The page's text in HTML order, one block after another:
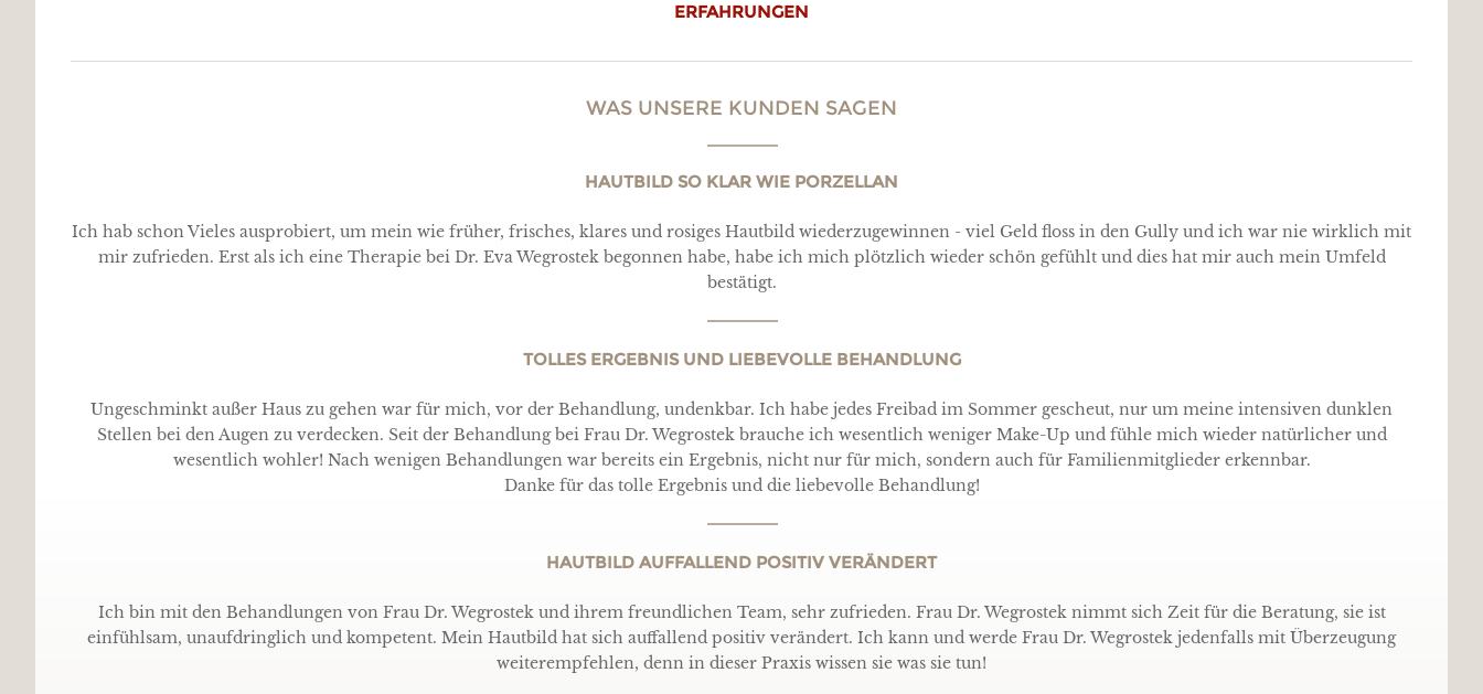
ERFAHRUNGEN
WAS UNSERE KUNDEN SAGEN
HAUTBILD SO KLAR WIE PORZELLAN
Ich hab schon Vieles ausprobiert, um mein wie früher, frisches, klares und rosiges Hautbild wiederzugewinnen - viel Geld floss in den Gully und ich war nie wirklich mit
mir zufrieden. Erst als ich eine Therapie bei Dr. Eva Wegrostek begonnen habe, habe ich mich plötzlich wieder schön gefühlt und dies hat mir auch mein Umfeld
bestätigt.
TOLLES ERGEBNIS UND LIEBEVOLLE BEHANDLUNG
Ungeschminkt außer Haus zu gehen war für mich, vor der Behandlung, undenkbar. Ich habe jedes Freibad im Sommer gescheut, nur um meine intensiven dunklen
Stellen bei den Augen zu verdecken. Seit der Behandlung bei Frau Dr. Wegrostek brauche ich wesentlich weniger Make-Up und fühle mich wieder natürlicher und
wesentlich wohler! Nach wenigen Behandlungen war bereits ein Ergebnis, nicht nur für mich, sondern auch für Familienmitglieder erkennbar.
Danke für das tolle Ergebnis und die liebevolle Behandlung!
HAUTBILD AUFFALLEND POSITIV VERÄNDERT
Ich bin mit den Behandlungen von Frau Dr. Wegrostek und ihrem freundlichen Team, sehr zufrieden. Frau Dr. Wegrostek nimmt sich Zeit für die Beratung, sie ist
einfühlsam, unaufdringlich und kompetent. Mein Hautbild hat sich auffallend positiv verändert. Ich kann und werde Frau Dr. Wegrostek jedenfalls mit Überzeugung
weiterempfehlen, denn in dieser Praxis wissen sie was sie tun!